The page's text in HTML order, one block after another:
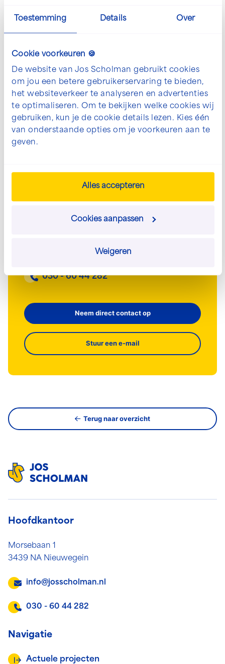
Toestemming Details Over
Cookie voorkeuren 🍪
De website van Jos Scholman gebruikt cookies
om jou een betere gebruikerservaring te bieden,
het websiteverkeer te analyseren en advertenties
te optimaliseren. Om te bekijken welke cookies wij
gebruiken, kun je de cookie details lezen. Kies één
van onderstaande opties om je voorkeuren aan te
geven.
Alles accepteren
Cookies aanpassen
Weigeren
Open en vergroot galerij afbeelding in
+ 5Open en
project bespreken?
We denken graag met je mee. Neem contact
info@josscholman.nl
030 - 60 44 282
Neem direct contact op
Stuur een e-mail
Terug naar overzicht
Hoofdkantoor
Morsebaan 1
3439 NA Nieuwegein
info@josscholman.nl
030 - 60 44 282
Navigatie
Actuele projecten